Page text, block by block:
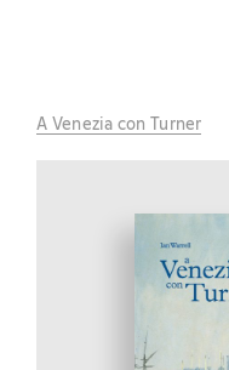
A Venezia con Turner